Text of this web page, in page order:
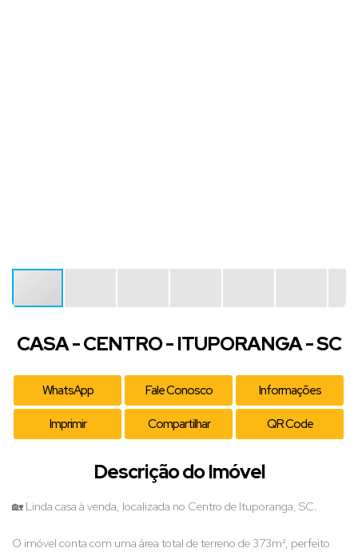
CASA - CENTRO - ITUPORANGA - SC
WhatsApp Fale Conosco Informações
Imprimir Compartilhar QR Code
Descrição do Imóvel
🏡 Linda casa à venda, localizada no Centro de Ituporanga, SC.
O imóvel conta com uma área total de terreno de 373m², perfeito